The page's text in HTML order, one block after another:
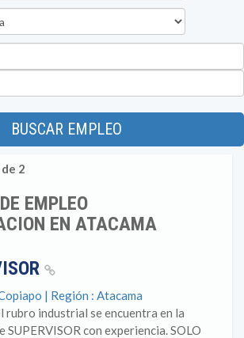
BUSCAR EMPLEO
2
EMPLEO
EN ATACAMA
| Región : Atacama
rubro industrial se encuentra en la
SUPERVISOR con experiencia. SOLO